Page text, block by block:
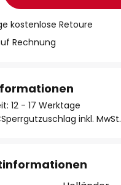
kostenlose Retoure
Rechnung
12 - 17 Werktage
Sperrgutzuschlag inkl. MwSt.